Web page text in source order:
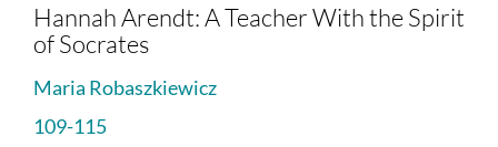
Hannah Arendt: A Teacher With the Spirit
of Socrates
Maria Robaszkiewicz
109-115